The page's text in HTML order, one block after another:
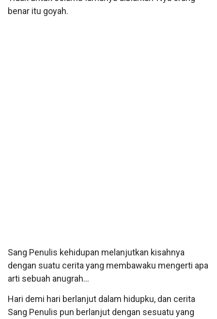
benar itu goyah.
Sang Penulis kehidupan melanjutkan kisahnya
dengan suatu cerita yang membawaku mengerti apa
arti sebuah anugrah…
Hari demi hari berlanjut dalam hidupku, dan cerita
Sang Penulis pun berlanjut dengan sesuatu yang